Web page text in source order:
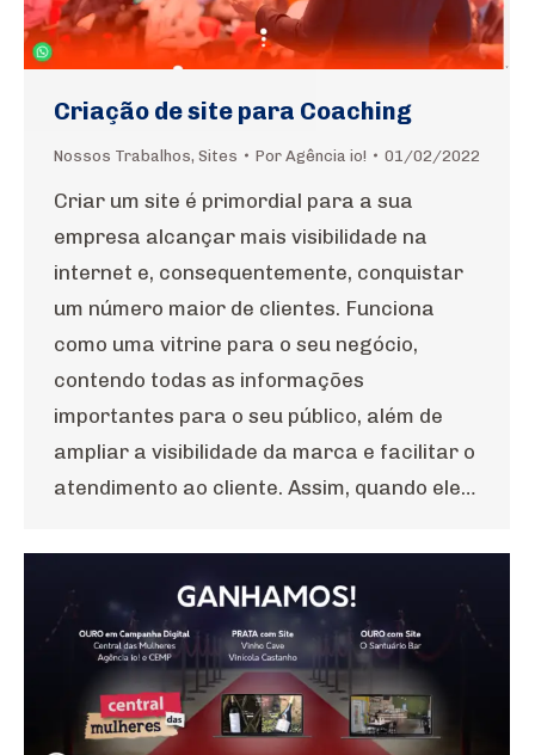
Criação de site para Coaching
Nossos Trabalhos, Sites Por Agência io! 01/02/2022
Criar um site é primordial para a sua
empresa alcançar mais visibilidade na
internet e, consequentemente, conquistar
um número maior de clientes. Funciona
como uma vitrine para o seu negócio,
contendo todas as informações
importantes para o seu público, além de
ampliar a visibilidade da marca e facilitar o
atendimento ao cliente. Assim, quando ele…